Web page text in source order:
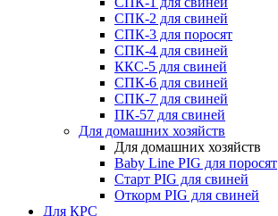
СПК-2 для свиней
СПК-3 для поросят
СПК-4 для свиней
ККС-5 для свиней
СПК-6 для свиней
СПК-7 для свиней
ПК-57 для свиней
Для домашних хозяйств
Для домашних хозяйств
Baby Line PIG для поросят
Старт PIG для свиней
Откорм PIG для свиней
Для КРС